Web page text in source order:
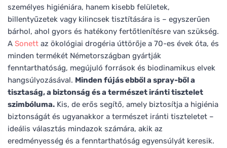
személyes higiéniára, hanem kisebb felületek,
billentyűzetek vagy kilincsek tisztítására is – egyszerűen
bárhol, ahol gyors és hatékony fertőtlenítésre van szükség.
A Sonett az ökológiai drogéria úttörője a 70-es évek óta, és
minden termékét Németországban gyártják
fenntarthatóság, megújuló források és biodinamikus elvek
hangsúlyozásával. Minden fújás ebből a spray-ből a
tisztaság, a biztonság és a természet iránti tisztelet
szimbóluma. Kis, de erős segítő, amely biztosítja a higiénia
biztonságát és ugyanakkor a természet iránti tiszteletet –
ideális választás mindazok számára, akik az
eredményesség és a fenntarthatóság egyensúlyát keresik.